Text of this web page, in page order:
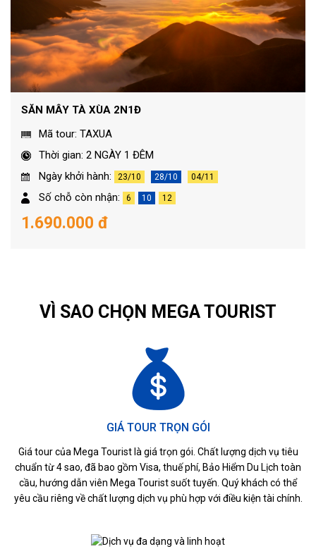
SĂN MÂY TÀ XÙA 2N1Đ
Mã tour: TAXUA
Thời gian: 2 NGÀY 1 ĐÊM
Ngày khởi hành:
23/10 28/10 04/11
Số chỗ còn nhận: 6 10 12
1.690.000 đ
VÌ SAO CHỌN MEGA TOURIST
GIÁ TOUR TRỌN GÓI
Giá tour của Mega Tourist là giá trọn gói. Chất lượng dịch vụ tiêu
chuẩn từ 4 sao, đã bao gồm Visa, thuế phí, Bảo Hiểm Du Lịch toàn
cầu, hướng dẫn viên Mega Tourist suốt tuyến. Quý khách có thể
yêu cầu riêng về chất lượng dịch vụ phù hợp với điều kiện tài chính.